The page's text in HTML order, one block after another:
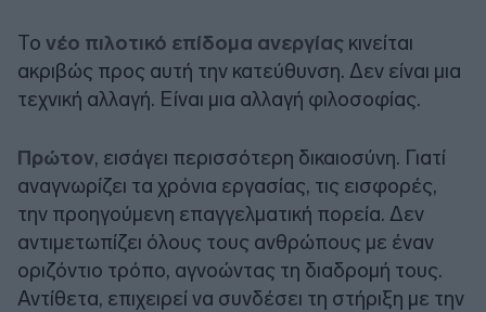
Το νέο πιλοτικό επίδομα ανεργίας κινείται
ακριβώς προς αυτή την κατεύθυνση. Δεν είναι μια
τεχνική αλλαγή. Είναι μια αλλαγή φιλοσοφίας.
Πρώτον, εισάγει περισσότερη δικαιοσύνη. Γιατί
αναγνωρίζει τα χρόνια εργασίας, τις εισφορές,
την προηγούμενη επαγγελματική πορεία. Δεν
αντιμετωπίζει όλους τους ανθρώπους με έναν
οριζόντιο τρόπο, αγνοώντας τη διαδρομή τους.
Αντίθετα, επιχειρεί να συνδέσει τη στήριξη με την